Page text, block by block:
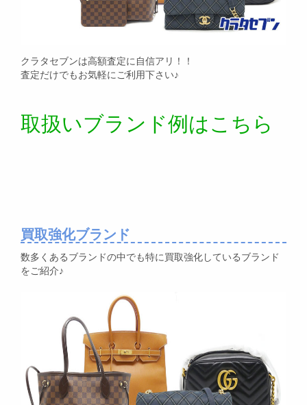
クラタセブンは高額査定に自信アリ！！
査定だけでもお気軽にご利用下さい♪
取扱いブランド例はこちら
買取強化ブランド
数多くあるブランドの中でも特に買取強化しているブランド
をご紹介♪